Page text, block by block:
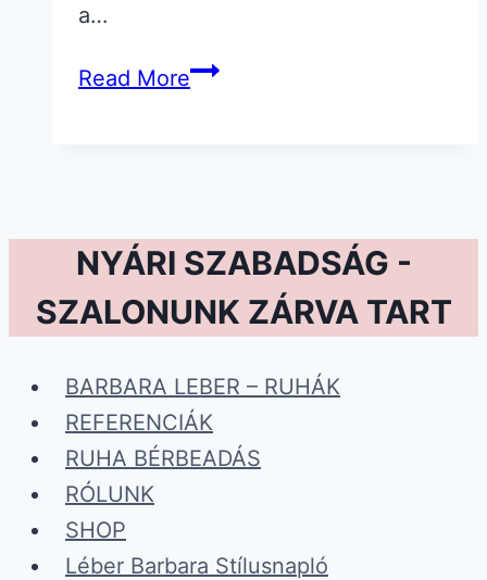
a…
Read MoreAI
kozmetikumok.
NYÁRI SZABADSÁG -
SZALONUNK ZÁRVA TART
BARBARA LEBER – RUHÁK
REFERENCIÁK
RUHA BÉRBEADÁS
RÓLUNK
SHOP
Léber Barbara Stílusnapló